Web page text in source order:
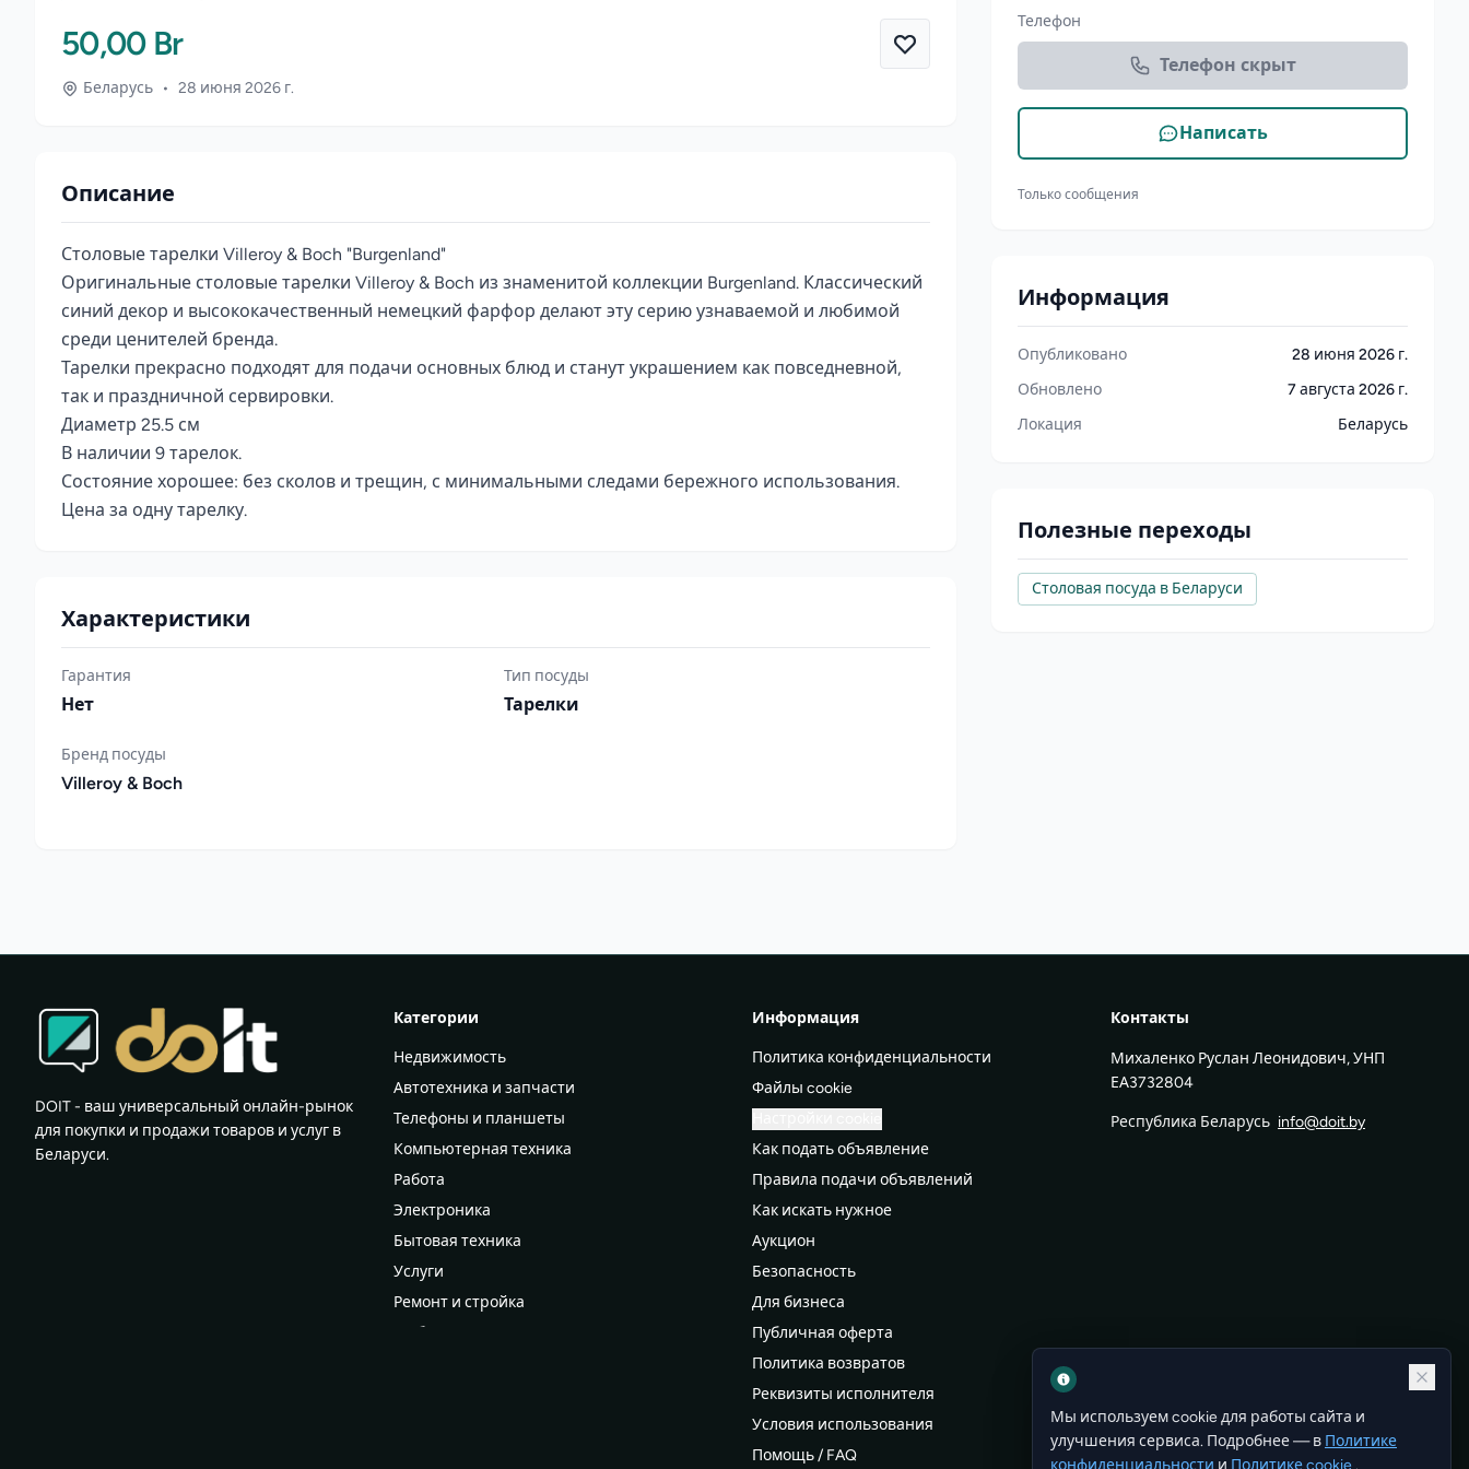
50,00 Br
Беларусь • 28 июня 2026 г.
Описание
Столовые тарелки Villeroy & Boch "Burgenland"
Оригинальные столовые тарелки Villeroy & Boch из знаменитой коллекции Burgenland. Классический
синий декор и высококачественный немецкий фарфор делают эту серию узнаваемой и любимой
среди ценителей бренда.
Тарелки прекрасно подходят для подачи основных блюд и станут украшением как повседневной,
так и праздничной сервировки.
Диаметр 25.5 см
В наличии 9 тарелок.
Состояние хорошее: без сколов и трещин, с минимальными следами бережного использования.
Цена за одну тарелку.
Характеристики
Гарантия
Нет
Тип посуды
Тарелки
Бренд посуды
Villeroy & Boch
Телефон
Телефон скрыт
Написать
Только сообщения
Информация
Опубликовано
28 июня 2026 г.
Обновлено
7 августа 2026 г.
Локация
Беларусь
Полезные переходы
Столовая посуда в Беларуси
DOIT - ваш универсальный онлайн-рынок
для покупки и продажи товаров и услуг в
Беларуси.
Категории
Недвижимость
Автотехника и запчасти
Телефоны и планшеты
Компьютерная техника
Работа
Электроника
Бытовая техника
Услуги
Ремонт и стройка
Мебель
Информация
Политика конфиденциальности
Файлы cookie
Как подать объявление
Правила подачи объявлений
Как искать нужное
Аукцион
Безопасность
Для бизнеса
Публичная оферта
Политика возвратов
Реквизиты исполнителя
Условия использования
Помощь / FAQ
Контакты
Михаленко Руслан Леонидович, УНП
ЕА3732804
Республика Беларусь info@doit.by
Мы используем cookie для работы сайта и
улучшения сервиса. Подробнее — в Политике
конфиденциальности и Политике cookie .